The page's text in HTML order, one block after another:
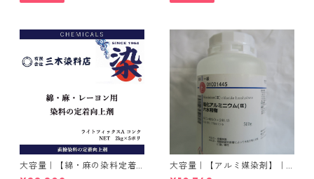
大容量｜【綿・麻の染料定着
向上剤】｜2kg×5本｜ライト
大容量｜【アルミ媒染剤】｜5
00g−3本入り｜塩化アルミニ